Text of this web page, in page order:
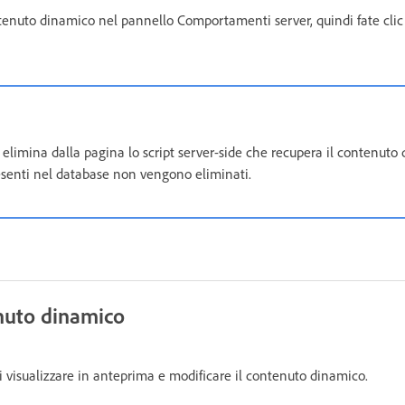
dinamico nel pannello Comportamenti server, quindi fate
elimina dalla pagina lo script server-side che recupera il contenuto
nel database non vengono eliminati.
dinamico
visualizzare in anteprima e modificare il contenuto dinamico.